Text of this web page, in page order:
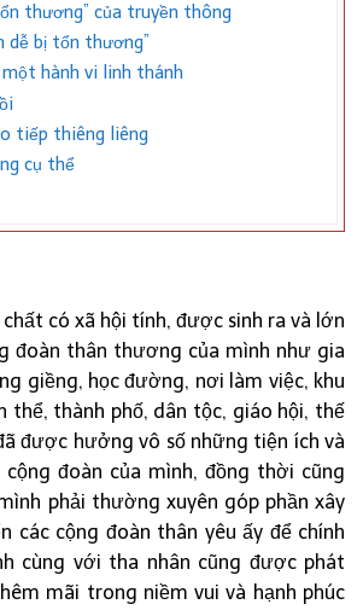
thương” của truyền thông
dễ bị tổn thương”
một hành vi linh thánh
tiếp thiêng liêng
cụ thể
có xã hội tính, được sinh ra và lớn
đoàn thân thương của mình như gia
giềng, học đường, nơi làm việc, khu
thể, thành phố, dân tộc, giáo hội, thế
được hưởng vô số những tiện ích và
cộng đoàn của mình, đồng thời cũng
phải thường xuyên góp phần xây
các cộng đoàn thân yêu ấy để chính
cùng với tha nhân cũng được phát
mãi trong niềm vui và hạnh phúc